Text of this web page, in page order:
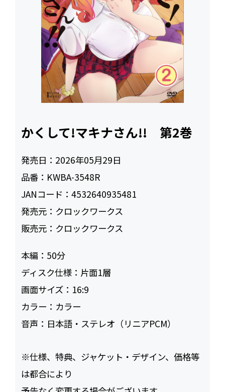
かくして!マキナさん!! 第2巻
発売日： 2026年05月29日
品番： KWBA-3548R
JANコード：4532640935481
発売元： クロックワークス
販売元： クロックワークス
本編： 50
ディスク仕様： 片面1層
画面サイズ： 16:9
カラー： カラー
音声： 日本語・ステレオ（リニアPCM）
※仕様、特典、ジャケット・デザイン、価格等
は都合により